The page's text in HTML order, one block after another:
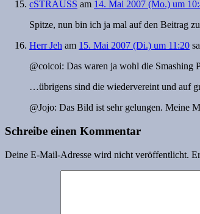
cSTRAUSS am 14. Mai 2007 (Mo.) um
Spitze, nun bin ich ja mal auf den Beitrag
Herr Jeh am 15. Mai 2007 (Di.) um 11:20
@coicoi: Das waren ja wohl die Smashing
…übrigens sind die wiedervereint und auf
@Jojo: Das Bild ist sehr gelungen. Meine
Schreibe einen Kommentar
Deine E-Mail-Adresse wird nicht veröffentlicht.